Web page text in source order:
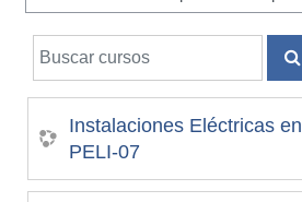
Buscar cursos
Instalaciones Eléctricas
PELI-07